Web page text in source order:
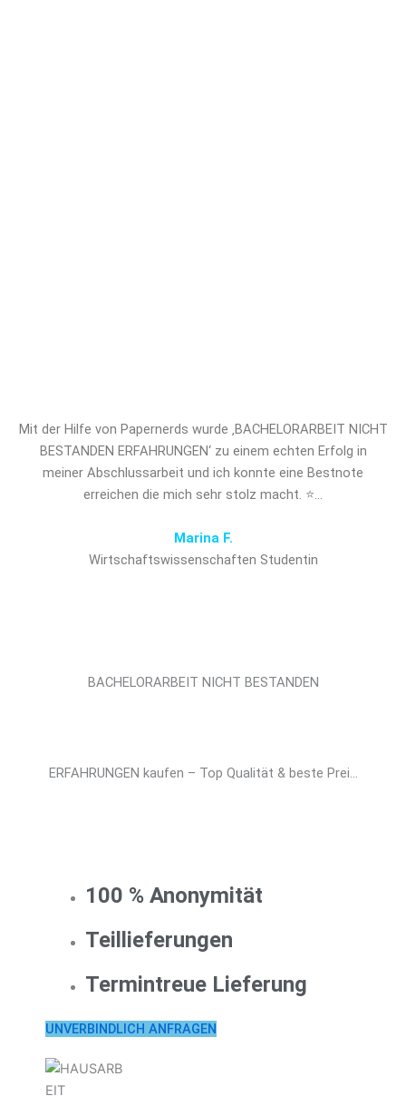
Mit der Hilfe von Papernerds wurde ‚BACHELORARBEIT NICHT
BESTANDEN ERFAHRUNGEN‘ zu einem echten Erfolg in
meiner Abschlussarbeit und ich konnte eine Bestnote
erreichen die mich sehr stolz macht. ⭐…
Marina F.
Wirtschaftswissenschaften Studentin
BACHELORARBEIT NICHT BESTANDEN
ERFAHRUNGEN kaufen – Top Qualität & beste Prei...
100 % Anonymität
Teillieferungen
Termintreue Lieferung
UNVERBINDLICH ANFRAGEN